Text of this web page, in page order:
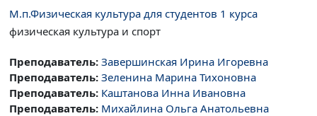
М.п.Физическая культура для студентов 1 курса
физическая культура и спорт
Преподаватель: Завершинская Ирина Игоревна
Преподаватель: Зеленина Марина Тихоновна
Преподаватель: Каштанова Инна Ивановна
Преподаватель: Михайлина Ольга Анатольевна